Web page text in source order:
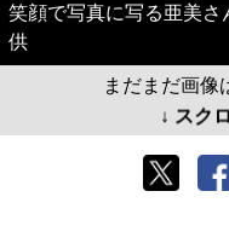
笑顔で写真に写る亜美
供
まだまだ画像
↓ スク